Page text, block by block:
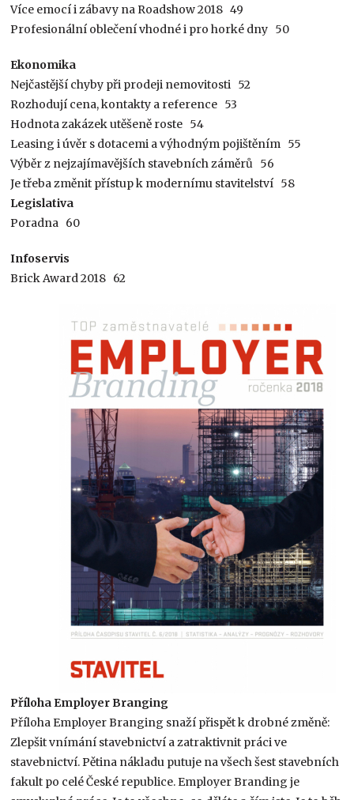
Více emocí i zábavy na Roadshow 2018 49
Profesionální oblečení vhodné i pro horké dny 50
Ekonomika
Nejčastější chyby při prodeji nemovitosti 52
Rozhodují cena, kontakty a reference 53
Hodnota zakázek utěšeně roste 54
Leasing i úvěr s dotacemi a výhodným pojištěním 55
Výběr z nejzajímavějších stavebních záměrů 56
Je třeba změnit přístup k modernímu stavitelství 58
Legislativa
Poradna 60
Infoservis
Brick Award 2018 62
Příloha Employer Branging
Příloha Employer Branging snaží přispět k drobné změně:
Zlepšit vnímání stavebnictví a zatraktivnit práci ve
stavebnictví. Pětina nákladu putuje na všech šest stavebních
fakult po celé České republice. Employer Branding je